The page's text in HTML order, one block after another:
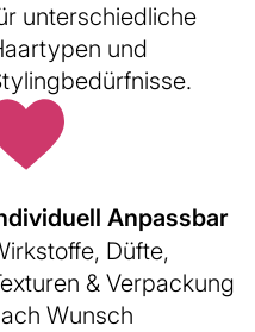
unterschiedliche
und
Anpassbar
Düfte,
& Verpackung
Wunsch